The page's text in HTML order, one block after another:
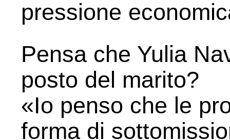
pressione
Pensa che Yulia
posto del marito?
«Io penso che le
forma di